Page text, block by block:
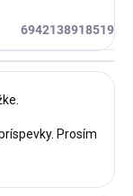
6942138918519
Prosím